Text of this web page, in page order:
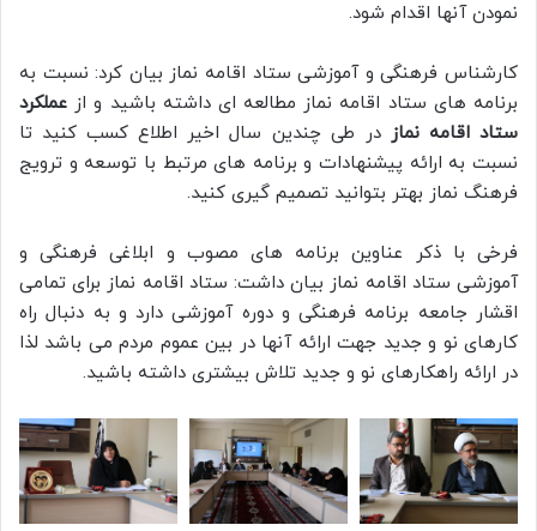
نمودن آنها اقدام شود.
کارشناس فرهنگی و آموزشی ستاد اقامه نماز بیان کرد: نسبت به
برنامه های ستاد اقامه نماز مطالعه ای داشته باشید و از عملکرد
ستاد اقامه نماز در طی چندین سال اخیر اطلاع کسب کنید تا
نسبت به ارائه پیشنهادات و برنامه های مرتبط با توسعه و ترویج
فرهنگ نماز بهتر بتوانید تصمیم گیری کنید.
فرخی با ذکر عناوین برنامه های مصوب و ابلاغی فرهنگی و
آموزشی ستاد اقامه نماز بیان داشت: ستاد اقامه نماز برای تمامی
اقشار جامعه برنامه فرهنگی و دوره آموزشی دارد و به دنبال راه
کارهای نو و جدید جهت ارائه آنها در بین عموم مردم می باشد لذا
در ارائه راهکارهای نو و جدید تلاش بیشتری داشته باشید.